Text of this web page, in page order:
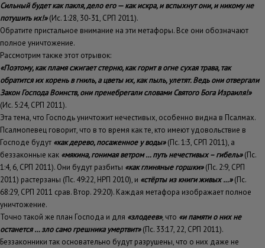
Сильный будет как пакля, дело его — как искра, и вспыхнут они, и никому не
потушить их!»(Ис. 1:28, 30-31, СРП 2011).
Обратите пристальное внимание на эти метафоры. Все они обозначают
полное уничтожение.
Рассмотрим также этот отрывок:
«Поэтому, как пламя сжигает стерню, как горит в огне сухая трава, так
обратится их корень в гниль, а цветы их, как пыль, улетят. Ведь они отвергали
Закон Господа Воинств, они пренебрегали словами Святого Бога Израиля!»
(Ис. 5:24, СРП 2011).
Эта тема, что Господь уничтожит нечестивых, особенно видна в Псалмах.
Псалмопевец говорит, что в то время как те, кто имеют удовольствие в
Господе будут «как дерево, посаженное у воды»(Пс. 1:3, СРП 2011), а
беззаконные как «мякина, гонимая ветром … путь нечестивых – гибель»(Пс.
1:4, 6, СРП 2011). Они будут разбиты «как глиняные горшки»(Пс. 2:9, СРП
2011) растерзаны (Пс. 49:22, НРП 2010), и «стёрты из книги живых …»(Пс.
68:29, СРП 2011 срав. Втор. 29:20). Каждая метафора изображает полное
уничтожение.
Точно такой же план Господа и для «злодеев», что «и памяти о них не
останется … зло само грешника умертвит»(Пс. 33:17, 22, СРП 2011).
Беззаконники так основательно будут разрушены, что о них даже не